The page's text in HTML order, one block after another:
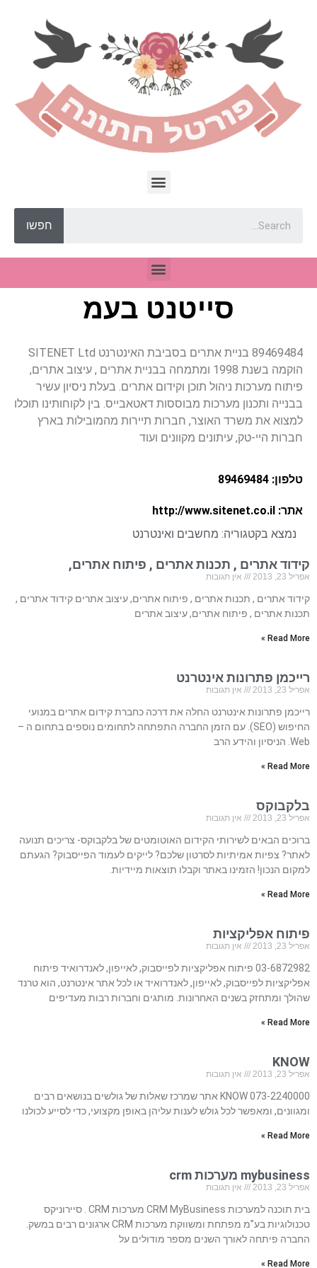
חפשו
סייטנט בעמ
89469484 בניית אתרים בסביבת האינטרנט SITENET Ltd
הוקמה בשנת 1998 ומתמחה בבניית אתרים , עיצוב אתרים,
פיתוח מערכות ניהול תוכן וקידום אתרים. בעלת ניסיון עשיר
בבנייה ותכנון מערכות מבוססות דאטאבייס. בין לקוחותינו תוכלו
למצוא את משרד האוצר, חברות תיירות מהמובילות בארץ
חברות היי-טק, עיתונים מקוונים ועוד
טלפון: 89469484
אתר: http://www.sitenet.co.il
נמצא בקטגוריה: מחשבים ואינטרנט
קידוד אתרים , תכנות אתרים , פיתוח אתרים,
אפריל 23, 2013 אין תגובות
קידוד אתרים , תכנות אתרים , פיתוח אתרים, עיצוב אתרים קידוד אתרים ,
תכנות אתרים , פיתוח אתרים, עיצוב אתרים
Read More »
רייכמן פתרונות אינטרנט
אפריל 23, 2013 אין תגובות
רייכמן פתרונות אינטרנט החלה את דרכה כחברת קידום אתרים במנועי
החיפוש (SEO). עם הזמן החברה התפתחה לתחומים נוספים בתחום ה –
Web. הניסיון והידע הרב
Read More »
בלקבוקס
אפריל 23, 2013 אין תגובות
ברוכים הבאים לשירותי הקידום האוטומטים של בלקבוקס- צריכים תנועה
לאתר? צפיות אמיתיות לסרטון שלכם? לייקים לעמוד הפייסבוק? הגעתם
למקום הנכון! הזמינו באתר וקבלו תוצאות מיידיות.
Read More »
פיתוח אפליקציות
אפריל 23, 2013 אין תגובות
03-6872982 פיתוח אפליקציות לפייסבוק, לאייפון, לאנדרואיד פיתוח
אפליקציות לפייסבוק, לאייפון, לאנדרואיד או לכל אתר אינטרנט, הוא טרנד
שהולך ומתחזק בשנים האחרונות. מותגים וחברות רבות מעדיפים
Read More »
KNOW
אפריל 23, 2013 אין תגובות
073-2240000 KNOW אתר שמרכז שאלות של גולשים בנושאים רבים
ומגוונים, ומאפשר לכל גולש לענות עליהן באופן מקצועי, כדי לסייע לכולנו
Read More »
mybusiness מערכות crm
אפריל 23, 2013 אין תגובות
בית תוכנה למערכות CRM MyBusiness מערכות CRM . סיירוניקס
טכנולוגיות בע”מ מפתחת ומשווקת מערכות CRM ארגונים רבים במשק.
החברה פיתחה לאורך השנים מספר מודולים על
Read More »